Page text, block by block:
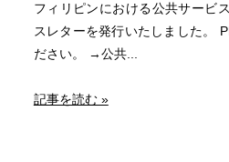
フィリピンにおける公共サービ
スレターを発行いたしました。
ださい。 →公共...
記事を読む »